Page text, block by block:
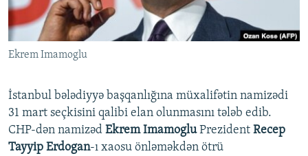
İNFOQRAFIKA
KARIKATURA
AZƏRBAYCAN ƏDƏBIYYATI KITABXANASI
İSLAM VƏ DEMOKRATIYA
İZ - MƏDƏNIYYƏT PROQRAMI
MISSIYAMIZ
PEŞƏ ETIKASI VƏ JURNALISTIKA STANDARTLARIMIZ
MATERIALLARIMIZDAN ISTIFADƏ
BIZIMLƏ ƏLAQƏ
XƏBƏR BÜLLETENLƏRIMIZ
BIZI IZLƏ
Ekrem Imamoglu
İstanbul bələdiyyə başqanlığına müxalifətin namizədi
31 mart seçkisini qalibi elan olunmasını tələb edib.
CHP-dən namizəd Ekrem ImamogluPrezident Recep
Tayyip Erdogan-ı xaosu önləməkdən ötrü